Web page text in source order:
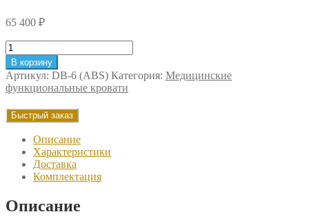
65 400 ₽
Количество
товара
Кровать
электрическая
MED-
MOS
DB-
(ABS)
В корзину
Артикул: DB-6 (ABS) Категория: Медицинские
функциональные кровати
Быстрый заказ
Описание
Характеристики
Доставка
Комплектация
Описание